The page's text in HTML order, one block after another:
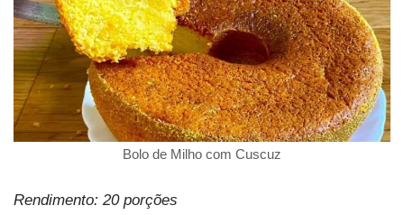
Bolo de Milho com Cuscuz
Rendimento: 20 porções